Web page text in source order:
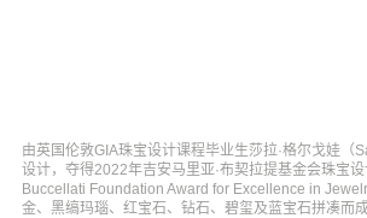
由英国伦敦GIA珠宝设计课程毕业生莎拉·格尔戈娃（
设计，夺得2022年吉安马里亚·布契拉提基金会珠宝
Buccellati Foundation Award for Excellence in
金、黑缟玛瑙、红宝石、钻石、碧玺及蓝宝石拼凑而成